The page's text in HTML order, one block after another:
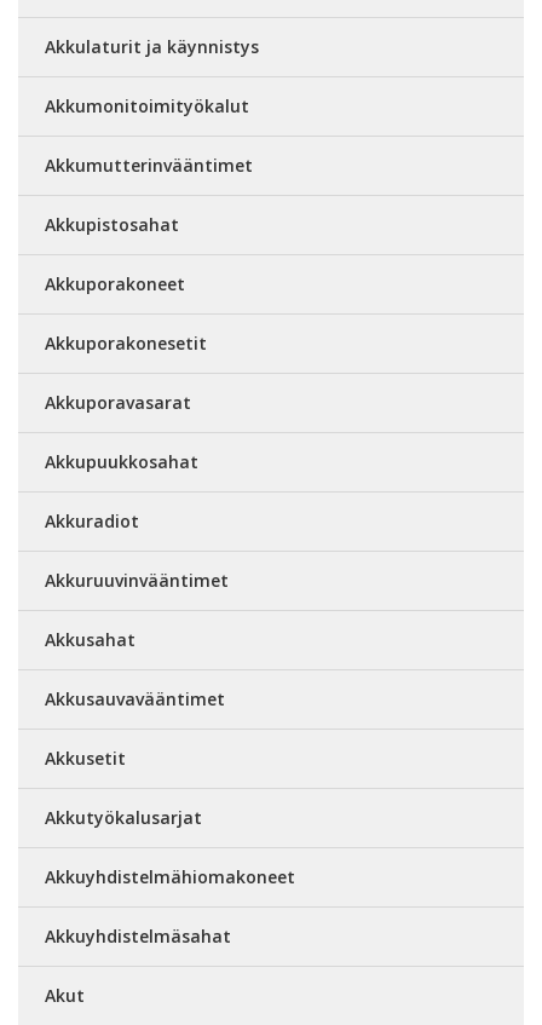
Akkulaturit ja käynnistys
Akkumonitoimityökalut
Akkumutterinvääntimet
Akkupistosahat
Akkuporakoneet
Akkuporakonesetit
Akkuporavasarat
Akkupuukkosahat
Akkuradiot
Akkuruuvinvääntimet
Akkusahat
Akkusauvavääntimet
Akkusetit
Akkutyökalusarjat
Akkuyhdistelmähiomakoneet
Akkuyhdistelmäsahat
Akut